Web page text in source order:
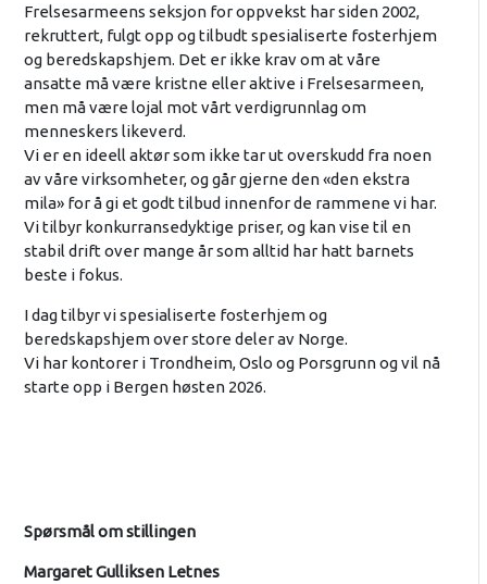
Frelsesarmeens seksjon for oppvekst har siden 2002,
rekruttert, fulgt opp og tilbudt spesialiserte fosterhjem
og beredskapshjem. Det er ikke krav om at våre
ansatte må være kristne eller aktive i Frelsesarmeen,
men må være lojal mot vårt verdigrunnlag om
menneskers likeverd.
Vi er en ideell aktør som ikke tar ut overskudd fra noen
av våre virksomheter, og går gjerne den «den ekstra
mila» for å gi et godt tilbud innenfor de rammene vi har.
Vi tilbyr konkurransedyktige priser, og kan vise til en
stabil drift over mange år som alltid har hatt barnets
beste i fokus.
I dag tilbyr vi spesialiserte fosterhjem og
beredskapshjem over store deler av Norge.
Vi har kontorer i Trondheim, Oslo og Porsgrunn og vil nå
starte opp i Bergen høsten 2026.
Spørsmål om stillingen
Margaret Gulliksen Letnes